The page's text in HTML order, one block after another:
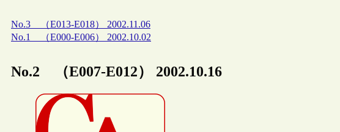
No.3 （E013-E018） 2002.11.06
No.1 （E000-E006） 2002.10.02
No.2 （E007-E012） 2002.10.16